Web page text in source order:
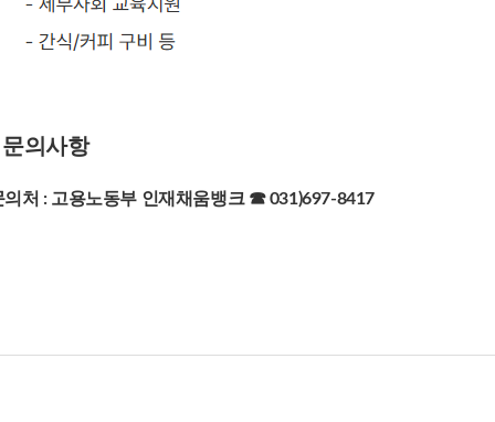
문의사항
의처 : 고용노동부 인재채움뱅크 ☎ 031)697-8417